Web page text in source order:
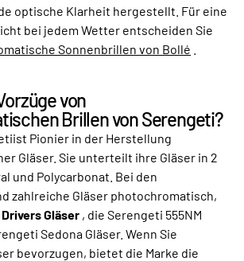
optische Klarheit hergestellt. Für eine
bei jedem Wetter entscheiden Sie
Sonnenbrillen von Bollé
von
Brillen von Serengeti?
Pionier in der Herstellung
Gläser. Sie unterteilt ihre Gläser in 2
und Polycarbonat. Bei den
zahlreiche Gläser photochromatisch,
Gläser , die Serengeti 555NM
Sedona Gläser. Wenn Sie
bevorzugen, bietet die Marke die